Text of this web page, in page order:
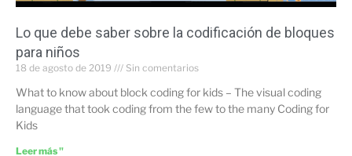
Lo que debe saber sobre la codificación de bloques
para niños
18 de agosto de 2019 Sin comentarios
What to know about block coding for kids – The visual coding
language that took coding from the few to the many Coding for
Kids
Leer más "